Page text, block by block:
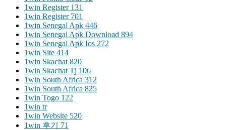
1win Register 131
1win Register 701
1win Senegal Apk 446
1win Senegal Apk Download 894
1win Senegal Apk Ios 272
1win Site 414
1win Skachat 820
1win Skachat Tj 106
1win South Africa 312
1win South Africa 825
1win Togo 122
1win tr
1win Website 520
1win 후기 71